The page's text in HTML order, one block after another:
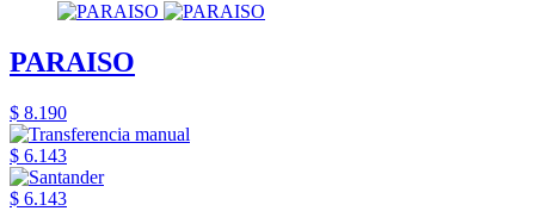
PARAISO
$ 8.190
$ 6.143
$ 6.143